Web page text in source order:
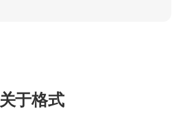
关于格式